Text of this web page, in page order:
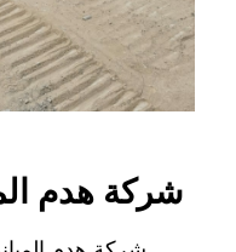
شركة هدم